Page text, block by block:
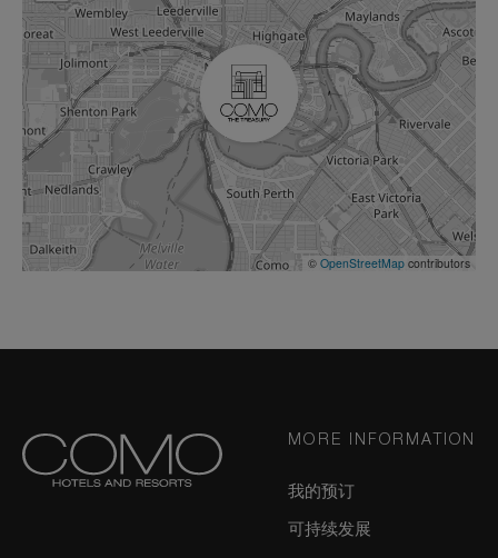
© OpenStreetMap contributors
MORE INFORMATION
我的预订
可持续发展